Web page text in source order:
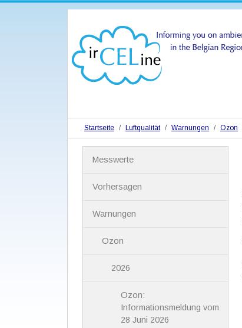
Startseite Luftqualität Warnungen Ozon
Messwerte
Vorhersagen
Warnungen
Ozon
2026
Ozon:
Informationsmeldung vom
28 Juni 2026